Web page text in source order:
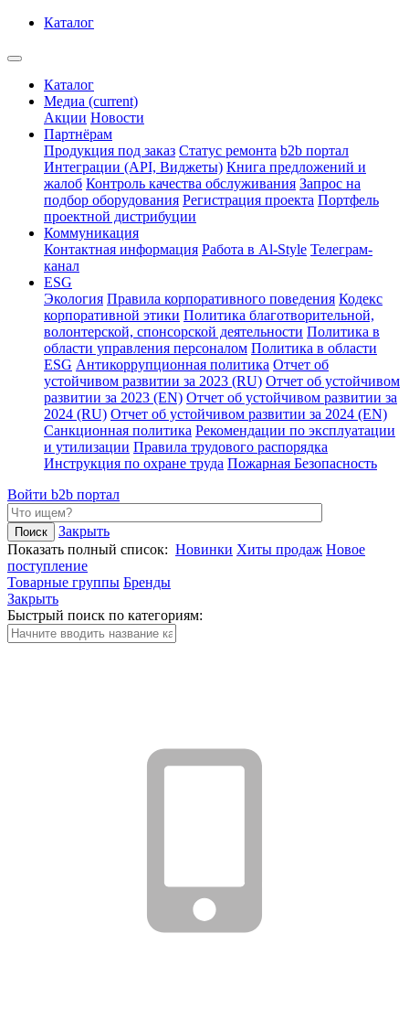
Каталог
Каталог
Медиа (current)
Акции Новости
Партнёрам
Продукция под заказ Статус ремонта b2b портал
Интеграции (API, Виджеты) Книга предложений и
жалоб Контроль качества обслуживания Запрос на
подбор оборудования Регистрация проекта Портфель
проектной дистрибуции
Коммуникация
Контактная информация Работа в Al-Style Телеграм-
канал
ESG
Экология Правила корпоративного поведения Кодекс
корпоративной этики Политика благотворительной,
волонтерской, спонсорской деятельности Политика в
области управления персоналом Политика в области
ESG Антикоррупционная политика Отчет об
устойчивом развитии за 2023 (RU) Отчет об устойчивом
развитии за 2023 (EN) Отчет об устойчивом развитии за
2024 (RU) Отчет об устойчивом развитии за 2024 (EN)
Санкционная политика Рекомендации по эксплуатации
и утилизации Правила трудового распорядка
Инструкция по охране труда Пожарная Безопасность
Войти b2b портал
Закрыть
Показать полный список: Новинки Хиты продаж Новое
поступление
Товарные группы Бренды
Закрыть
Быстрый поиск по категориям: